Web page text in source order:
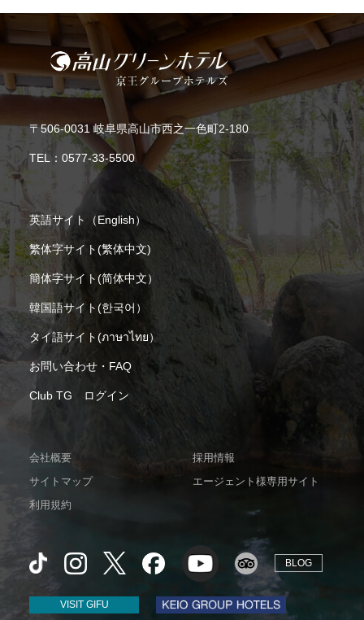
〒506-0031 岐阜県高山市西之一色町2-180
TEL： 0577-33-5500
英語サイト（English）
繁体字サイト(繁体中文)
簡体字サイト(简体中文）
韓国語サイト(한국어）
タイ語サイト(ภาษาไทย）
お問い合わせ・FAQ
Club TG ログイン
会社概要
採用情報
サイトマップ
エージェント様専用サイト
利用規約
BLOG
VISIT GIFU